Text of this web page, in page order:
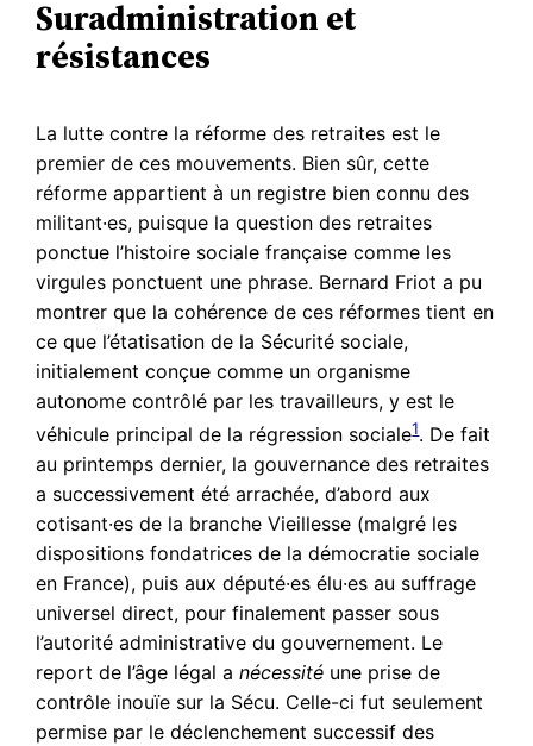
Suradministration et
résistances
La lutte contre la réforme des retraites est le
premier de ces mouvements. Bien sûr, cette
réforme appartient à un registre bien connu des
militant·es, puisque la question des retraites
ponctue l’histoire sociale française comme les
virgules ponctuent une phrase. Bernard Friot a pu
montrer que la cohérence de ces réformes tient en
ce que l’étatisation de la Sécurité sociale,
initialement conçue comme un organisme
autonome contrôlé par les travailleurs, y est le
véhicule principal de la régression sociale1. De fait
au printemps dernier, la gouvernance des retraites
a successivement été arrachée, d’abord aux
cotisant·es de la branche Vieillesse (malgré les
dispositions fondatrices de la démocratie sociale
en France), puis aux député·es élu·es au suffrage
universel direct, pour finalement passer sous
l’autorité administrative du gouvernement. Le
report de l’âge légal anécessité une prise de
contrôle inouïe sur la Sécu. Celle-ci fut seulement
permise par le déclenchement successif des